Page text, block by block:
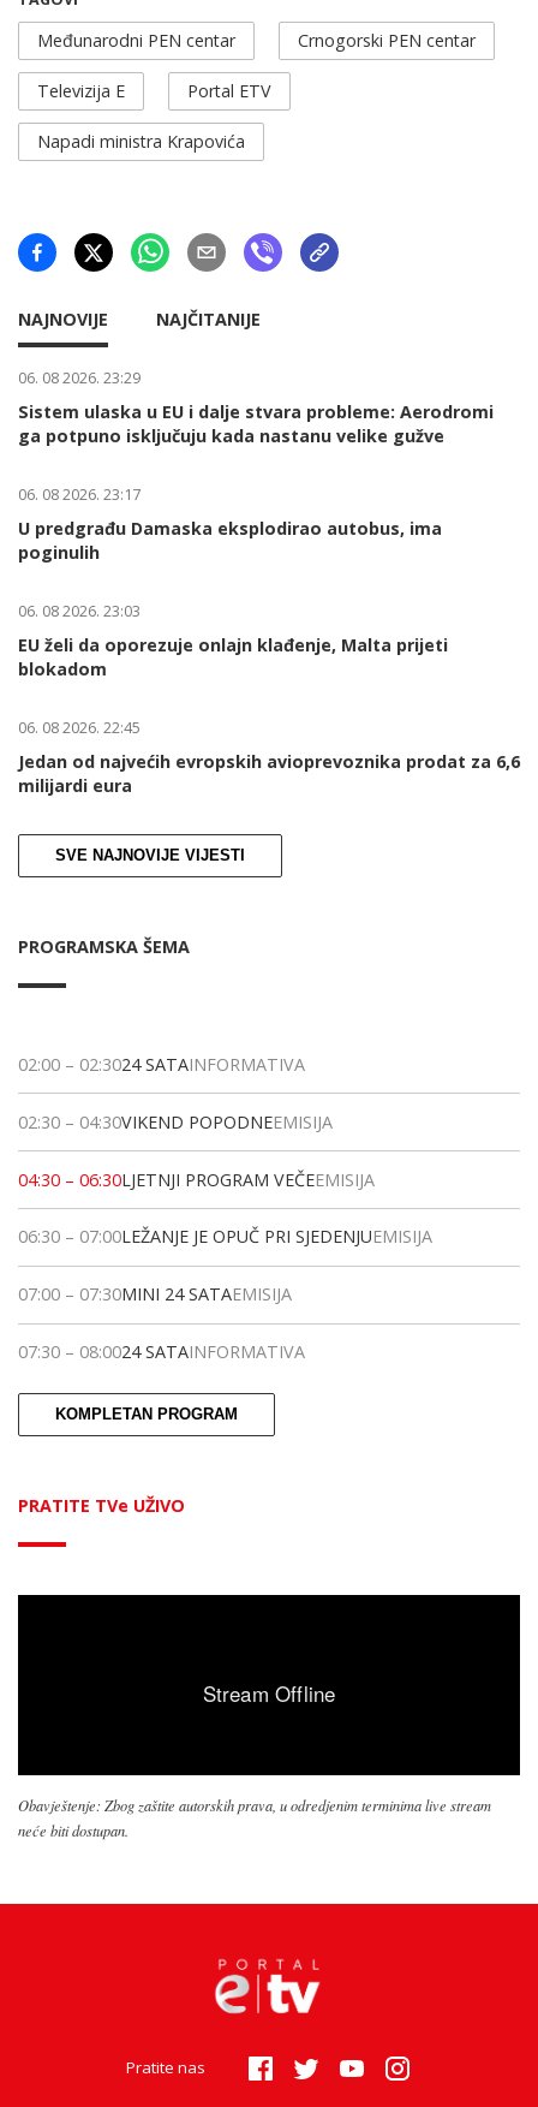
Međunarodni PEN centar Crnogorski PEN centar
Televizija E Portal ETV
Napadi ministra Krapovića
NAJNOVIJE NAJČITANIJE
06. 08 2026. 23:29
Sistem ulaska u EU i dalje stvara probleme: Aerodromi
ga potpuno isključuju kada nastanu velike gužve
06. 08 2026. 23:17
U predgrađu Damaska eksplodirao autobus, ima
poginulih
06. 08 2026. 23:03
EU želi da oporezuje onlajn klađenje, Malta prijeti
blokadom
06. 08 2026. 22:45
Jedan od najvećih evropskih avioprevoznika prodat za 6,6
milijardi eura
SVE NAJNOVIJE VIJESTI
PROGRAMSKA ŠEMA
02:00 – 02:3024 SATAINFORMATIVA
02:30 – 04:30VIKEND POPODNEEMISIJA
04:30 – 06:30LJETNJI PROGRAM VEČEEMISIJA
06:30 – 07:00LEŽANJE JE OPUČ PRI SJEDENJUEMISIJA
07:00 – 07:30MINI 24 SATAEMISIJA
07:30 – 08:0024 SATAINFORMATIVA
KOMPLETAN PROGRAM
PRATITE TVe UŽIVO
Obavještenje: Zbog zaštite autorskih prava, u odredjenim terminima live stream
neće biti dostupan.
Pratite nas